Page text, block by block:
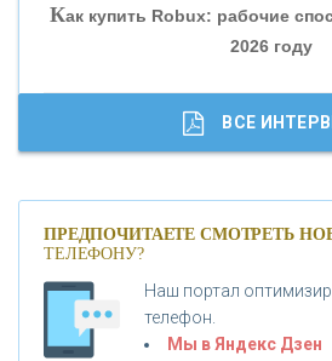
«ГАЗПРОМБАНК»
«МОСКОВСКИЙ КРЕДИТНЫЙ
«БАНК ВОЗРОЖДЕНИЕ»
Как купить Robux: рабочие
2026 году
Банки.ру обновил логотип
ВСЕ
ПРЕДПОЧИТАЕТЕ СМОТРЕТЬ
ТЕЛЕФОНУ?
Наш портал
телефон.
Мы в Яндекс Дзен